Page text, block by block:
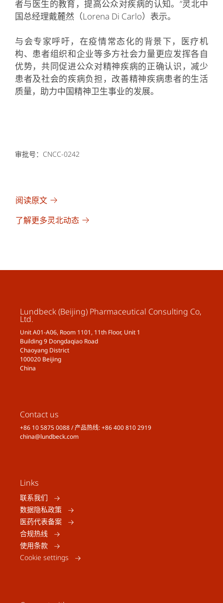
者与医生的教育，提高公众对疾病的认知。”灵北中
国总经理戴麓然（Lorena Di Carlo）表示。
与会专家呼吁，在疫情常态化的背景下，医疗机
构、患者组织和企业等多方社会力量更应发挥各自
优势，共同促进公众对精神疾病的正确认识，减少
患者及社会的疾病负担，改善精神疾病患者的生活
质量，助力中国精神卫生事业的发展。
审批号：CNCC-0242
阅读原文
了解更多灵北动态
Lundbeck (Beijing) Pharmaceutical Consulting Co,
Ltd.
Unit A01-A06, Room 1101, 11th Floor, Unit 1
Building 9 Dongdaqiao Road
Chaoyang District
100020 Beijing
China
Contact us
+86 10 5875 0088 / 产品热线: +86 400 810 2919
china@lundbeck.com
Links
联系我们
数据隐私政策
医药代表备案
合规热线
使用条款
Cookie settings